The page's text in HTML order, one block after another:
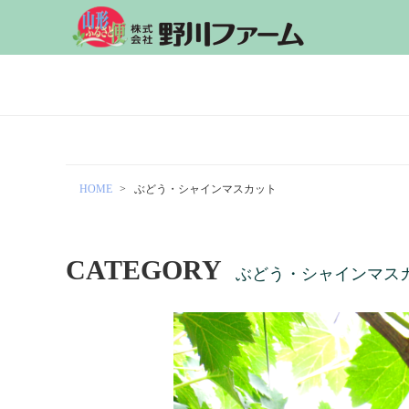
HOME ぶどう・シャインマスカット
CATEGORY ぶどう・シャインマス